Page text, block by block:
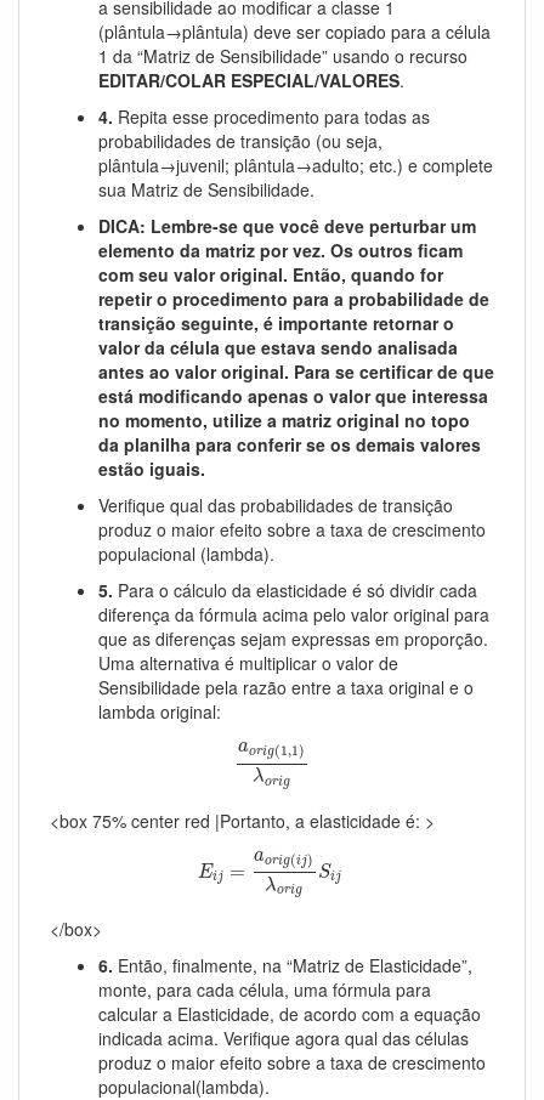
a sensibilidade ao modificar a classe 1
(plântula→plântula) deve ser copiado para a célula
1 da “Matriz de Sensibilidade” usando o recurso
EDITAR/COLAR ESPECIAL/VALORES.
4. Repita esse procedimento para todas as
probabilidades de transição (ou seja,
plântula→juvenil; plântula→adulto; etc.) e complete
sua Matriz de Sensibilidade.
DICA: Lembre-se que você deve perturbar um
elemento da matriz por vez. Os outros ficam
com seu valor original. Então, quando for
repetir o procedimento para a probabilidade de
transição seguinte, é importante retornar o
valor da célula que estava sendo analisada
antes ao valor original. Para se certificar de que
está modificando apenas o valor que interessa
no momento, utilize a matriz original no topo
da planilha para conferir se os demais valores
estão iguais.
Verifique qual das probabilidades de transição
produz o maior efeito sobre a taxa de crescimento
populacional (lambda).
5. Para o cálculo da elasticidade é só dividir cada
diferença da fórmula acima pelo valor original para
que as diferenças sejam expressas em proporção.
Uma alternativa é multiplicar o valor de
Sensibilidade pela razão entre a taxa original e o
lambda original:
aorig(1,1)
λorig
aorig( 1,
<box 75% center red |Portanto, a elasticidade é: >
Eij =
aorig(ij)
λorig
Sij
orig(ij)λ
</box>
6. Então, finalmente, na “Matriz de Elasticidade”,
monte, para cada célula, uma fórmula para
calcular a Elasticidade, de acordo com a equação
indicada acima. Verifique agora qual das células
produz o maior efeito sobre a taxa de crescimento
populacional(lambda).